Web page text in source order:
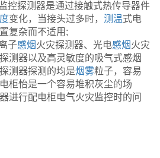
控探测器是通过接触式热传导器件
变化，当接头过多时， 测温式电
复杂而不适用;
子感烟火灾探测器、光电感烟火灾
测器以及高灵敏度的吸气式感烟
测器探测的均是烟雾粒子，容易
柜怡是一个容易堆积灰尘的场
进行配电柜电气火灾监控时的问